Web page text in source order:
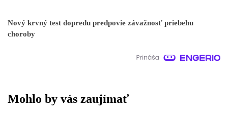
Nový krvný test dopredu predpovie závažnosť priebehu
choroby
Mohlo by vás zaujímať